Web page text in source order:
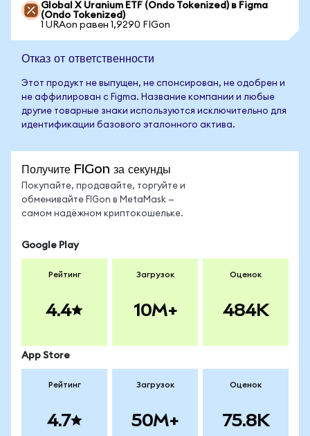
Global X Uranium ETF (Ondo Tokenized) в Figma
(Ondo Tokenized)
1 URAon равен 1,9290 FIGon
Отказ от ответственности
Этот продукт не выпущен, не спонсирован, не одобрен и
не аффилирован с Figma. Название компании и любые
другие товарные знаки используются исключительно для
идентификации базового эталонного актива.
Получите FIGon за секунды
Покупайте, продавайте, торгуйте и
обменивайте FIGon в MetaMask —
самом надёжном криптокошельке.
Google Play
Рейтинг
4.4
Загрузок
10M+
Оценок
484K
App Store
Рейтинг
4.7
Загрузок
50M+
Оценок
75.8K